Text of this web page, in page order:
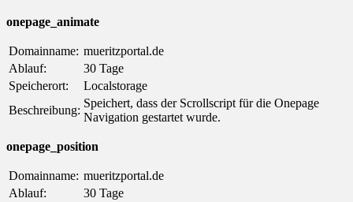
onepage_animate
Domainname: mueritzportal.de
Ablauf:
30 Tage
Speicherort:
Localstorage
Beschreibung:
Speichert, dass der Scrollscript für die Onepage
Navigation gestartet wurde.
onepage_position
Domainname: mueritzportal.de
Ablauf:
30 Tage